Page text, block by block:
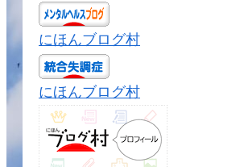
にほんブログ村
にほんブログ村